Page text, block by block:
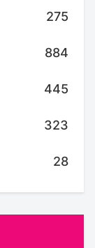
275
884
445
323
28